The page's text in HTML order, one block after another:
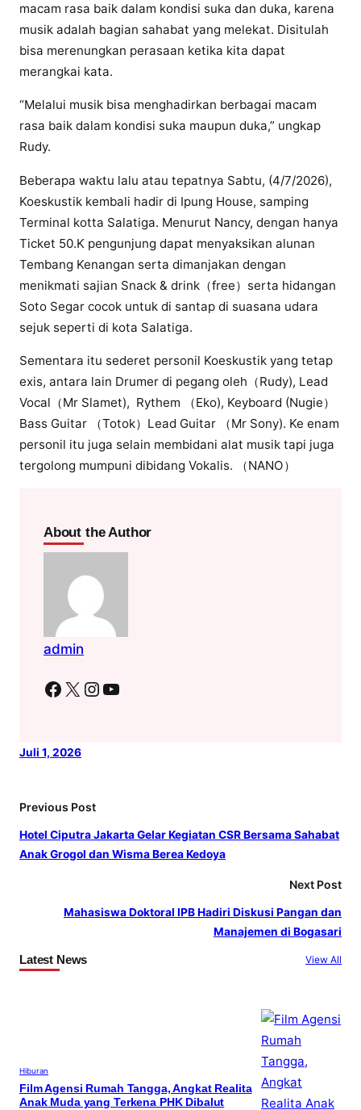
macam rasa baik dalam kondisi suka dan duka, karena
musik adalah bagian sahabat yang melekat. Disitulah
bisa merenungkan perasaan ketika kita dapat
merangkai kata.
“Melalui musik bisa menghadirkan berbagai macam
rasa baik dalam kondisi suka maupun duka,” ungkap
Rudy.
Beberapa waktu lalu atau tepatnya Sabtu, (4/7/2026),
Koeskustik kembali hadir di Ipung House, samping
Terminal kotta Salatiga. Menurut Nancy, dengan hanya
Ticket 50.K pengunjung dapat menyaksikan alunan
Tembang Kenangan serta dimanjakan dengan
menikmati sajian Snack & drink（free）serta hidangan
Soto Segar cocok untuk di santap di suasana udara
sejuk seperti di kota Salatiga.
Sementara itu sederet personil Koeskustik yang tetap
exis, antara lain Drumer di pegang oleh（Rudy), Lead
Vocal（Mr Slamet), Rythem （Eko), Keyboard (Nugie）
Bass Guitar （Totok）Lead Guitar （Mr Sony). Ke enam
personil itu juga selain membidani alat musik tapi juga
tergolong mumpuni dibidang Vokalis. （NANO）
About the Author
admin
Facebook X Instagram YouTube
Juli 1, 2026
Previous Post
Hotel Ciputra Jakarta Gelar Kegiatan CSR Bersama Sahabat
Anak Grogol dan Wisma Berea Kedoya
Next Post
Mahasiswa Doktoral IPB Hadiri Diskusi Pangan dan
Manajemen di Bogasari
Latest News View All
Hiburan
Film Agensi Rumah Tangga, Angkat Realita
Anak Muda yang Terkena PHK Dibalut